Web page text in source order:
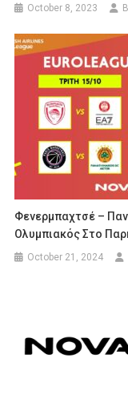
October 8, 2023
Φενερμπαχτσέ –
Ολυμπιακός Στο
October 21, 2024